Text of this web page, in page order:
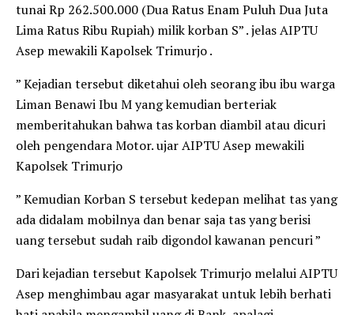
tunai Rp 262.500.000 (Dua Ratus Enam Puluh Dua Juta
Lima Ratus Ribu Rupiah) milik korban S” . jelas AIPTU
Asep mewakili Kapolsek Trimurjo .
” Kejadian tersebut diketahui oleh seorang ibu ibu warga
Liman Benawi Ibu M yang kemudian berteriak
memberitahukan bahwa tas korban diambil atau dicuri
oleh pengendara Motor. ujar AIPTU Asep mewakili
Kapolsek Trimurjo
” Kemudian Korban S tersebut kedepan melihat tas yang
ada didalam mobilnya dan benar saja tas yang berisi
uang tersebut sudah raib digondol kawanan pencuri ”
Dari kejadian tersebut Kapolsek Trimurjo melalui AIPTU
Asep menghimbau agar masyarakat untuk lebih berhati